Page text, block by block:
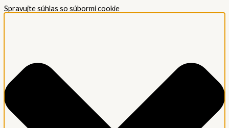
Spravujte súhlas so súbormi cookie